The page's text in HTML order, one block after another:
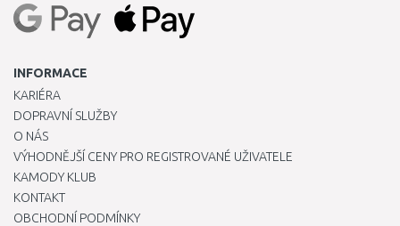
INFORMACE
KARIÉRA
DOPRAVNÍ SLUŽBY
O NÁS
VÝHODNĚJŠÍ CENY PRO REGISTROVANÉ UŽIVATELE
KAMODY KLUB
KONTAKT
OBCHODNÍ PODMÍNKY